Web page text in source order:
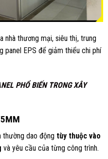
nhà thương mại, siêu thị, trung
EPS để giảm thiểu chi phí
PHỔ BIẾN TRONG XÂY
thường dao động tùy thuộc vào
và yêu cầu của từng công trình.